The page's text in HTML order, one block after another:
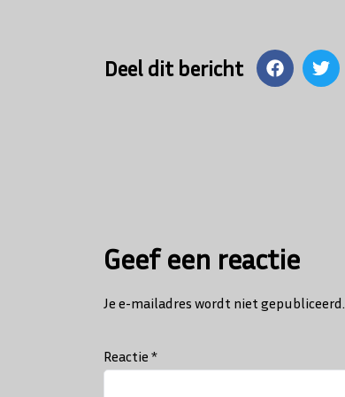
Deel dit bericht
Geef een reactie
Je e-mailadres wordt niet gepubliceerd.
Reactie *